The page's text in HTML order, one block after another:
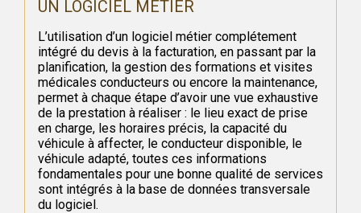
UN LOGICIEL MÉTIER
L’utilisation d’un logiciel métier complétement
intégré du devis à la facturation, en passant par la
planification, la gestion des formations et visites
médicales conducteurs ou encore la maintenance,
permet à chaque étape d’avoir une vue exhaustive
de la prestation à réaliser : le lieu exact de prise
en charge, les horaires précis, la capacité du
véhicule à affecter, le conducteur disponible, le
véhicule adapté, toutes ces informations
fondamentales pour une bonne qualité de services
sont intégrés à la base de données transversale
du logiciel.